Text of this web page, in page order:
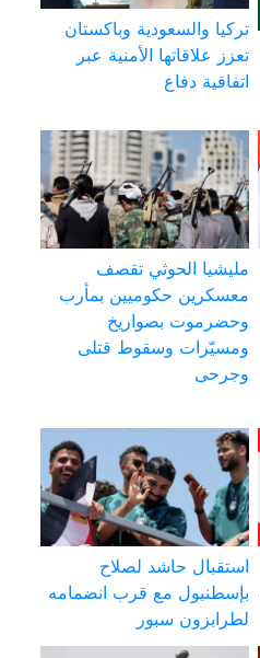
تركيا والسعودية وباكستان
تعزز علاقاتها الأمنية عبر
اتفاقية دفاع
مليشيا الحوثي تقصف
معسكرين حكوميين بمأرب
وحضرموت بصواريخ
ومسيّرات وسقوط قتلى
وجرحى
استقبال حاشد لصلاح
بإسطنبول مع قرب انضمامه
لطرابزون سبور